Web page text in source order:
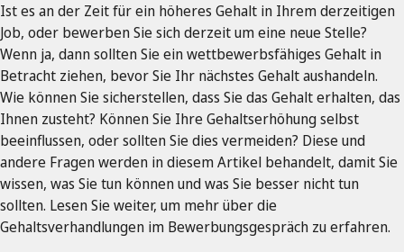
Ist es an der Zeit für ein höheres Gehalt in Ihrem derzeitigen
Job, oder bewerben Sie sich derzeit um eine neue Stelle?
Wenn ja, dann sollten Sie ein wettbewerbsfähiges Gehalt in
Betracht ziehen, bevor Sie Ihr nächstes Gehalt aushandeln.
Wie können Sie sicherstellen, dass Sie das Gehalt erhalten, das
Ihnen zusteht? Können Sie Ihre Gehaltserhöhung selbst
beeinflussen, oder sollten Sie dies vermeiden? Diese und
andere Fragen werden in diesem Artikel behandelt, damit Sie
wissen, was Sie tun können und was Sie besser nicht tun
sollten. Lesen Sie weiter, um mehr über die
Gehaltsverhandlungen im Bewerbungsgespräch zu erfahren.